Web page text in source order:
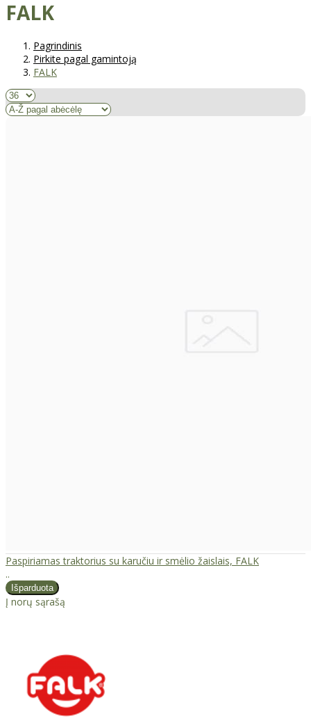
FALK
Pagrindinis
Pirkite pagal gamintoją
FALK
Paspiriamas traktorius su karučiu ir smėlio žaislais, FALK
..
Į norų sąrašą